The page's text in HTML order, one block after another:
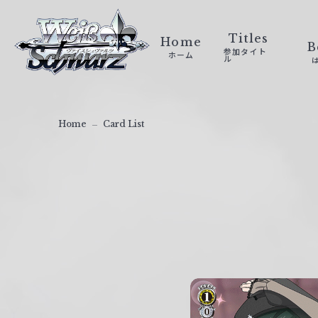
ァ
Home
ホーム
Titles
参加タイト
ル
Home Card List